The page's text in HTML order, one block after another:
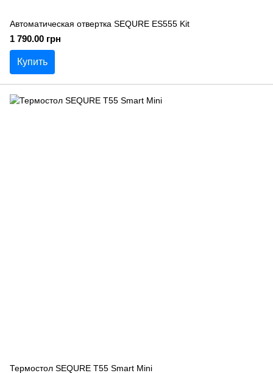
Автоматическая отвертка SEQURE ES555 Kit
1 790.00 грн
Купить
Термостол SEQURE T55 Smart Mini